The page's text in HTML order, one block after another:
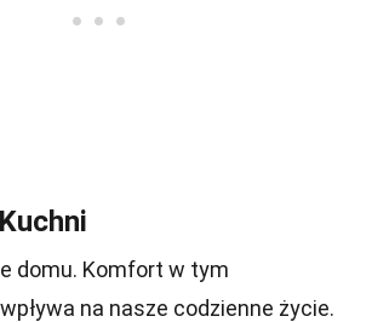
domu. Komfort w tym
na nasze codzienne życie.